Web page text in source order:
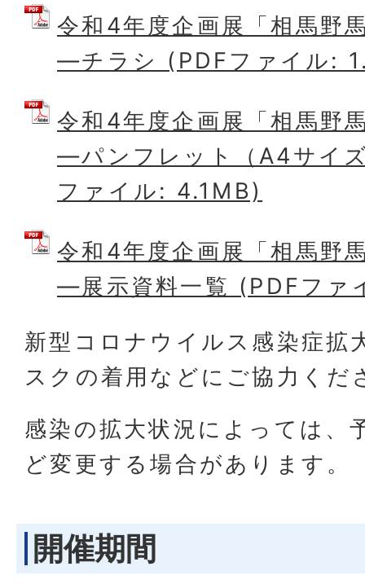
令和4年度企画展「相馬野
―チラシ (PDFファイル:
令和4年度企画展「相馬野
―パンフレット（A4サイ
ファイル: 4.1MB)
令和4年度企画展「相馬野
―展示資料一覧 (PDFフ
新型コロナウイルス感染症拡
スクの着用などにご協力くだ
感染の拡大状況によっては、
ど変更する場合があります。
開催期間